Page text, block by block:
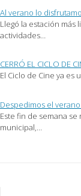
Al verano lo
Llegó la estación más
actividades…
CERRÓ EL CICLO DE
El Ciclo de Cine ya
Despedimos el
Este fin de semana
municipal,…